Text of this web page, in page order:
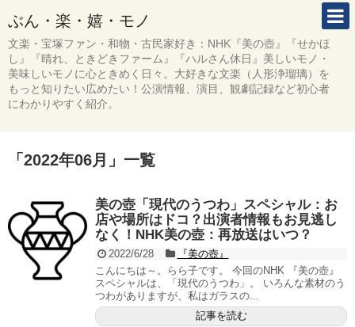
ぶん・楽・嬉・モノ
文楽・宝塚ファン・和物・古民家好き：NHK『美の壺』『せかほ
し』『晴れ、ときどきファーム』『ハルさん休日』美しいモノ・
美味しいモノに心ときめく日々。大好きな文楽（人形浄瑠璃）を
もっと知りたい広めたい！公演情報、演目、観劇記録など初心者
にわかりやすく紹介。
「 2022年06月 」 一覧
美の壺「現代のうつわ」スペシャル：お
店や場所はドコ？出演者情報もお見逃し
なく！NHK美の壺：再放送はいつ？
2022/6/28
『美の壺』
こんにちは～。らら子です。 今回のNHK 『美の壺』
スペシャルは、「現代のうつわ」。 いろんな素材のう
つわがありますが、私はガラスの...
記事を読む